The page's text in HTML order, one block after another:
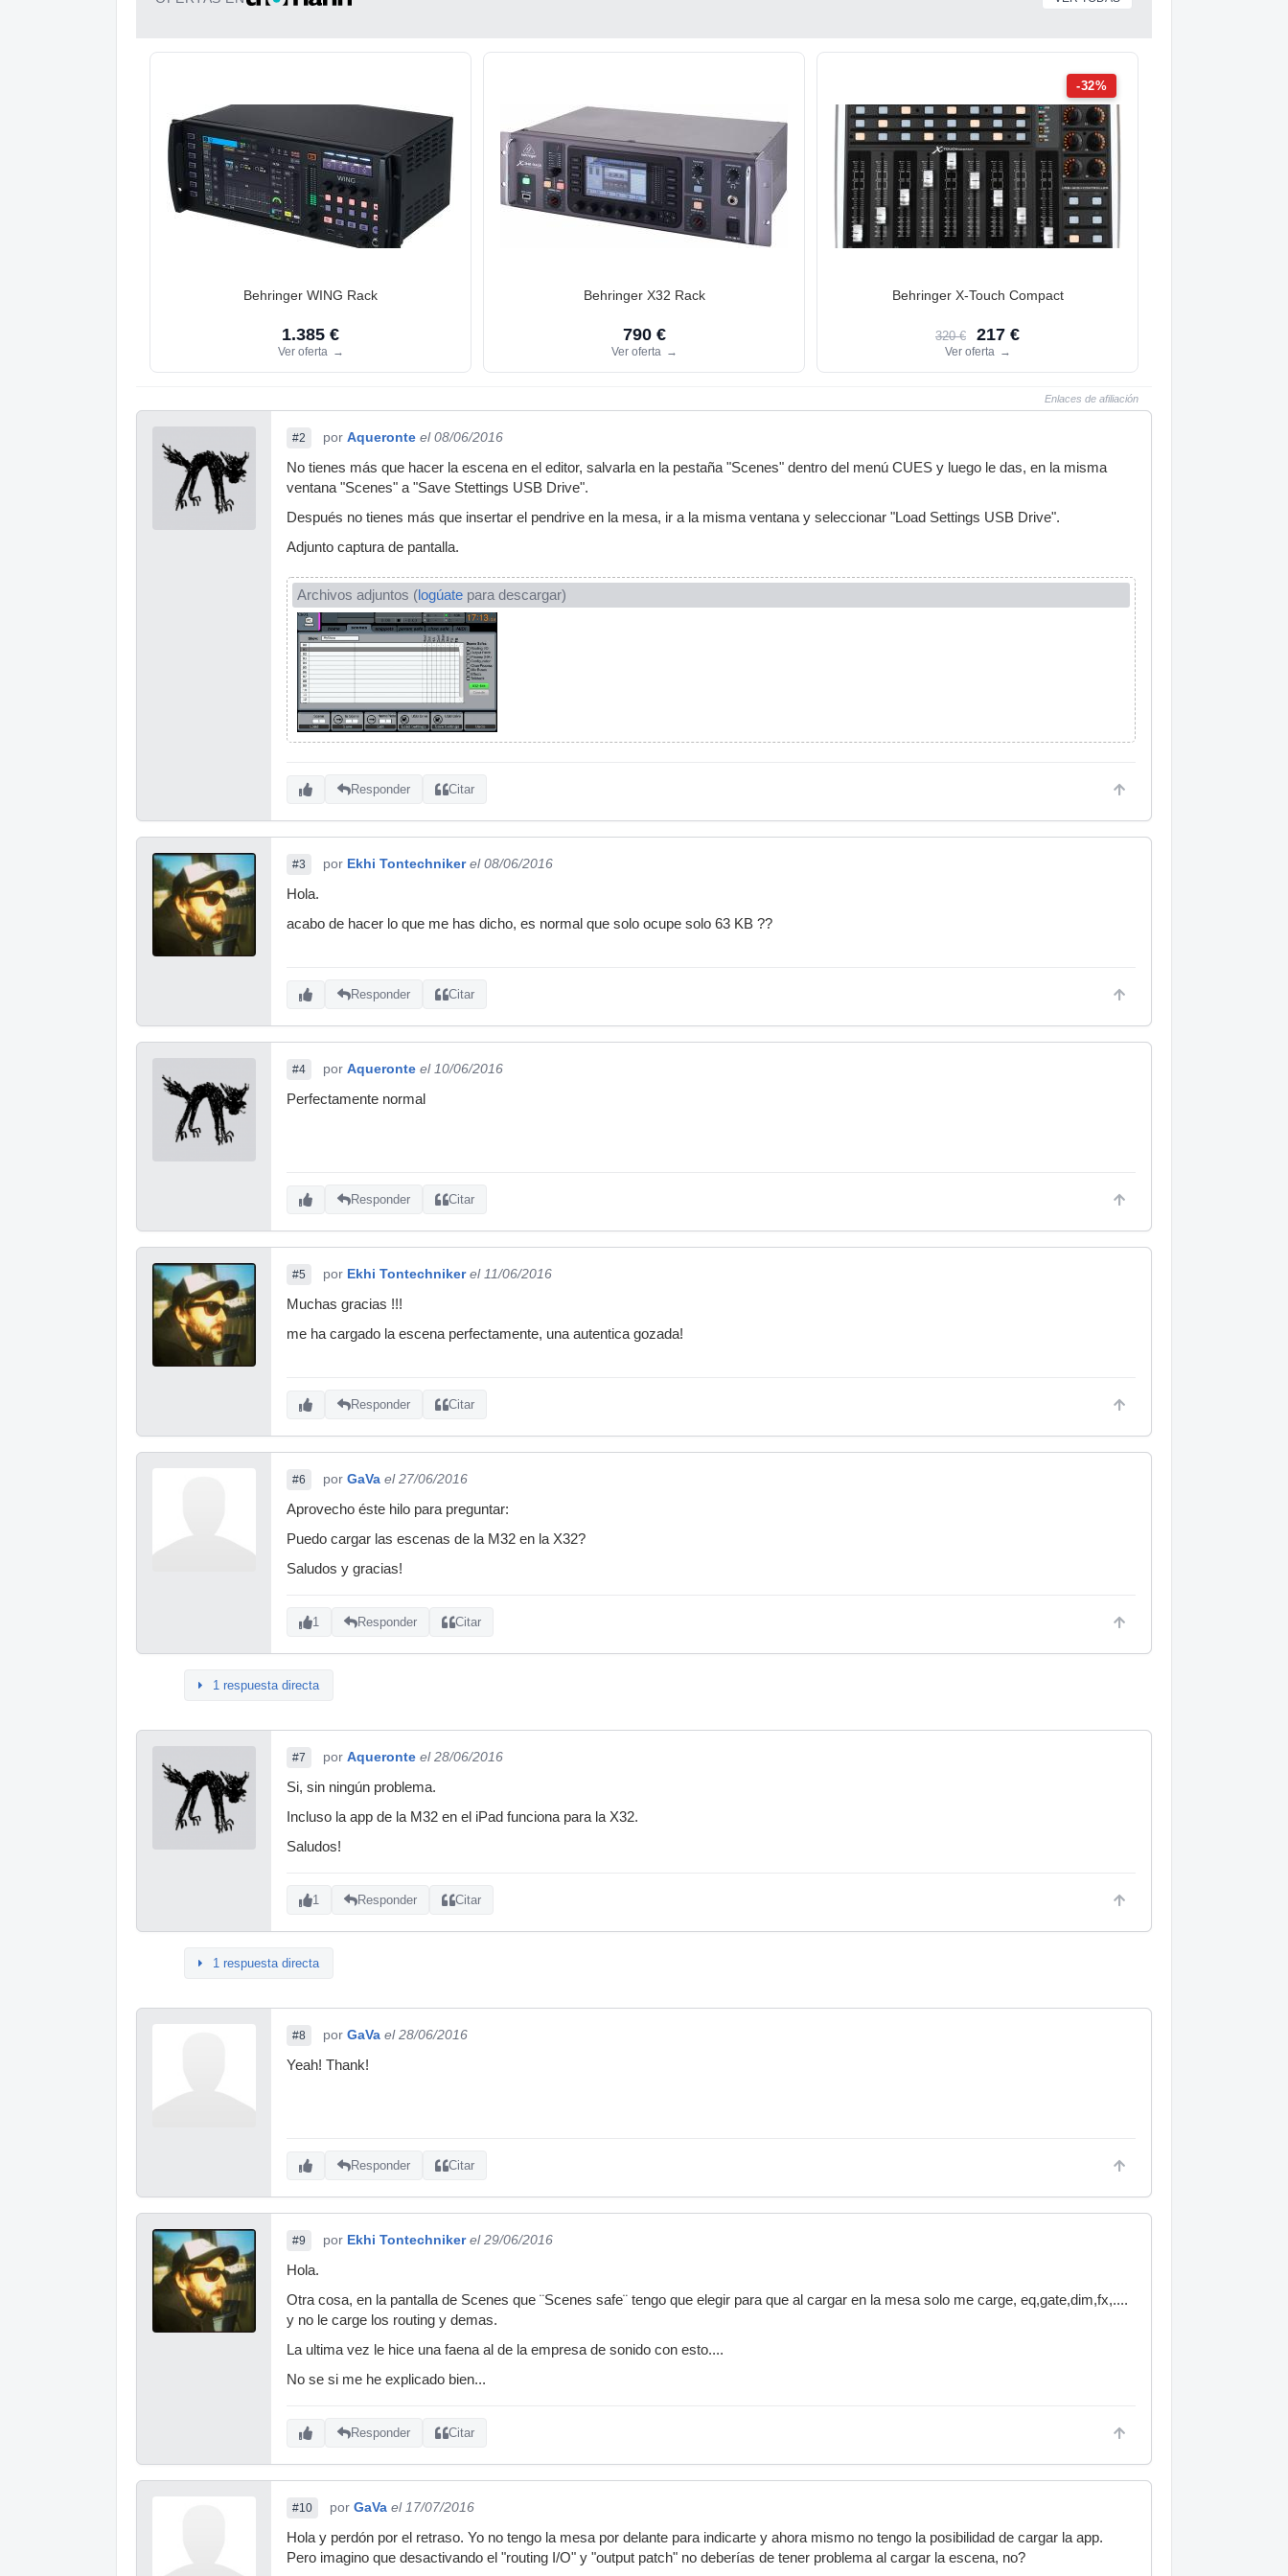
Behringer WING Rack
1.385 €
Ver oferta →
Behringer X32 Rack
790 €
Ver oferta →
-32%
Behringer X-Touch Compact
320 € 217 €
Ver oferta →
Enlaces de afiliación
#2 por Aqueronte el 08/06/2016
No tienes más que hacer la escena en el editor, salvarla en la pestaña "Scenes" dentro del menú CUES y luego le das, en la misma
ventana "Scenes" a "Save Stettings USB Drive".
Después no tienes más que insertar el pendrive en la mesa, ir a la misma ventana y seleccionar "Load Settings USB Drive".
Adjunto captura de pantalla.
Archivos adjuntos (logúate para descargar)
Responder Citar
#3 por Ekhi Tontechniker el 08/06/2016
Hola.
acabo de hacer lo que me has dicho, es normal que solo ocupe solo 63 KB ??
Responder Citar
#4 por Aqueronte el 10/06/2016
Perfectamente normal
Responder Citar
#5 por Ekhi Tontechniker el 11/06/2016
Muchas gracias !!!
me ha cargado la escena perfectamente, una autentica gozada!
Responder Citar
#6 por GaVa el 27/06/2016
Aprovecho éste hilo para preguntar:
Puedo cargar las escenas de la M32 en la X32?
Saludos y gracias!
1 Responder Citar
1 respuesta directa
#7 por Aqueronte el 28/06/2016
Si, sin ningún problema.
Incluso la app de la M32 en el iPad funciona para la X32.
Saludos!
1 Responder Citar
1 respuesta directa
#8 por GaVa el 28/06/2016
Yeah! Thank!
Responder Citar
#9 por Ekhi Tontechniker el 29/06/2016
Hola.
Otra cosa, en la pantalla de Scenes que ¨Scenes safe¨ tengo que elegir para que al cargar en la mesa solo me carge, eq,gate,dim,fx,....
y no le carge los routing y demas.
La ultima vez le hice una faena al de la empresa de sonido con esto....
No se si me he explicado bien...
Responder Citar
#10 por GaVa el 17/07/2016
Hola y perdón por el retraso. Yo no tengo la mesa por delante para indicarte y ahora mismo no tengo la posibilidad de cargar la app.
Pero imagino que desactivando el "routing I/O" y "output patch" no deberías de tener problema al cargar la escena, no?